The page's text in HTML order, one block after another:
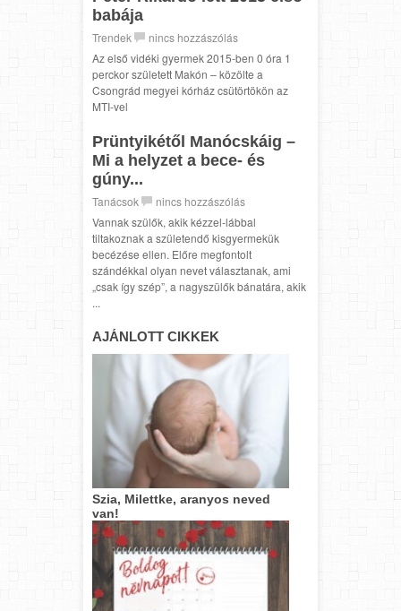
babája
Trendek
nincs hozzászólás
Az első vidéki gyermek 2015-ben 0 óra 1
perckor született Makón – közölte a
Csongrád megyei kórház csütörtökön az
MTI-vel
Prüntyikétől Manócskáig –
Mi a helyzet a bece- és
gúny...
Tanácsok
nincs hozzászólás
Vannak szülők, akik kézzel-lábbal
tiltakoznak a születendő kisgyermekük
becézése ellen. Előre megfontolt
szándékkal olyan nevet választanak, ami
„csak így szép”, a nagyszülők bánatára, akik
...
AJÁNLOTT CIKKEK
Szia, Milettke, aranyos neved
van!